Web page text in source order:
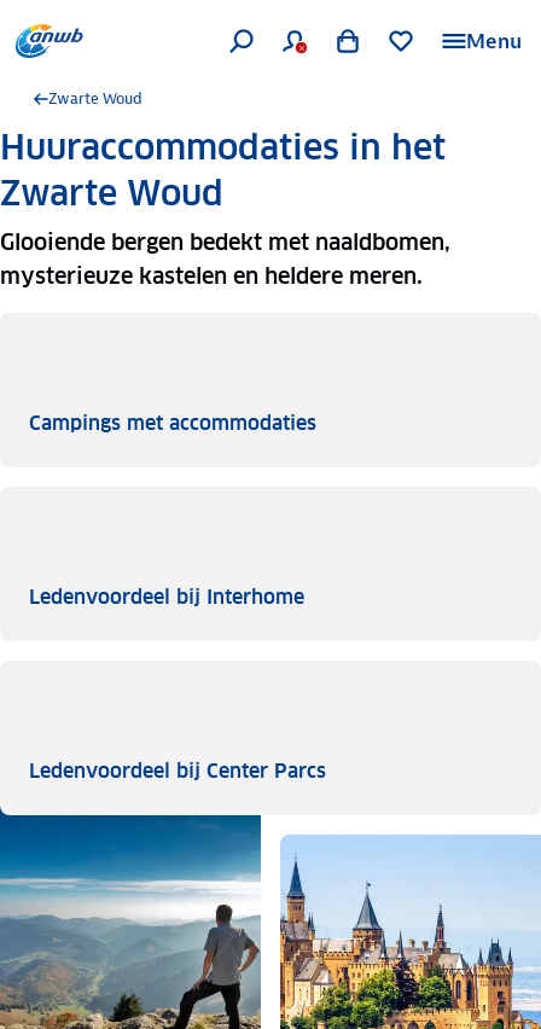
Menu
Zwarte Woud
Huuraccommodaties in het
Zwarte Woud
Glooiende bergen bedekt met naaldbomen,
mysterieuze kastelen en heldere meren.
Campings met accommodatiesCampings met
Ledenvoordeel bij InterhomeLedenvoordeel bij
Ledenvoordeel bij Center ParcsLedenvoordeel bij